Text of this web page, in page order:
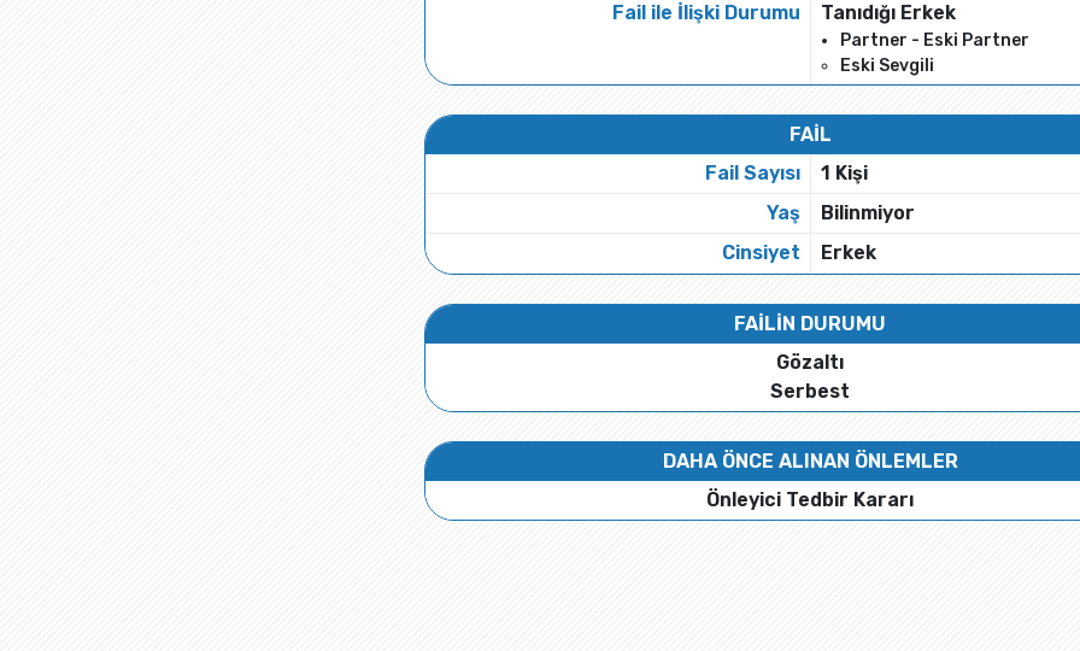
Fail ile İlişki Durumu Tanıdığı Erkek
Partner - Eski Partner
Eski Sevgili
FAİL
Fail Sayısı
1 Kişi
Yaş
Bilinmiyor
Cinsiyet
Erkek
FAİLİN DURUMU
Gözaltı
Serbest
DAHA ÖNCE ALINAN ÖNLEMLER
Önleyici Tedbir Kararı